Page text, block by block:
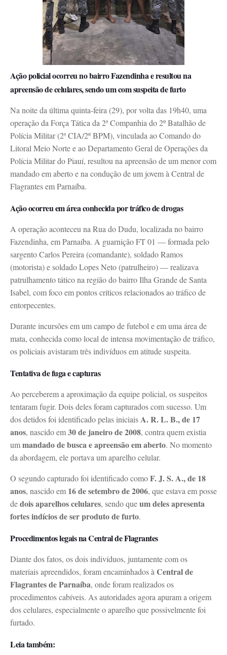
Ação policial ocorreu no bairro Fazendinha e resultou na
apreensão de celulares, sendo um com suspeita de furto
Na noite da última quinta-feira (29), por volta das 19h40, uma
operação da Força Tática da 2ª Companhia do 2º Batalhão de
Polícia Militar (2ª CIA/2º BPM), vinculada ao Comando do
Litoral Meio Norte e ao Departamento Geral de Operações da
Polícia Militar do Piauí, resultou na apreensão de um menor com
mandado em aberto e na condução de um jovem à Central de
Flagrantes em Parnaíba.
Ação ocorreu em área conhecida por tráfico de drogas
A operação aconteceu na Rua do Dudu, localizada no bairro
Fazendinha, em Parnaíba. A guarnição FT 01 — formada pelo
sargento Carlos Pereira (comandante), soldado Ramos
(motorista) e soldado Lopes Neto (patrulheiro) — realizava
patrulhamento tático na região do bairro Ilha Grande de Santa
Isabel, com foco em pontos críticos relacionados ao tráfico de
entorpecentes.
Durante incursões em um campo de futebol e em uma área de
mata, conhecida como local de intensa movimentação de tráfico,
os policiais avistaram três indivíduos em atitude suspeita.
Tentativa de fuga e capturas
Ao perceberem a aproximação da equipe policial, os suspeitos
tentaram fugir. Dois deles foram capturados com sucesso. Um
dos detidos foi identificado pelas iniciaisA. R. L. B., de 17
anos, nascido em30 de janeiro de 2008, contra quem existia
ummandado de busca e apreensão em aberto. No momento
da abordagem, ele portava um aparelho celular.
O segundo capturado foi identificado comoF. J. S. A., de 18
anos, nascido em 16 de setembro de 2006, que estava em posse
dedois aparelhos celulares, sendo queum deles apresenta
fortes indícios de ser produto de furto.
Procedimentos legais na Central de Flagrantes
Diante dos fatos, os dois indivíduos, juntamente com os
materiais apreendidos, foram encaminhados à Central de
Flagrantes de Parnaíba, onde foram realizados os
procedimentos cabíveis. As autoridades agora apuram a origem
dos celulares, especialmente o aparelho que possivelmente foi
furtado.
Leia também: